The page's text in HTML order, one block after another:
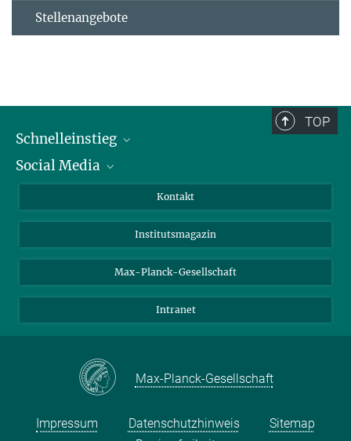
Stellenangebote
TOP
Schnelleinstieg
Alumni
Fördernde
Schulen
Studierende
Social Media
Bluesky
Facebook
YouTube
Kontakt
Institutsmagazin
Max-Planck-Gesellschaft
Intranet
Max-Planck-Gesellschaft
Impressum Datenschutzhinweis
Sitemap